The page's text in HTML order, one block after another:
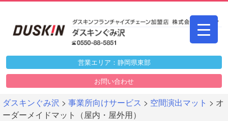
content
営業エリア：静岡県東部
お問い合わせ
ダスキンぐみ沢 > 事業所向けサービス > 空間演出マット > オ
ーダーメイドマット（屋内・屋外用）